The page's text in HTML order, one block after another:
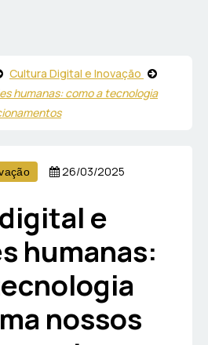
Cultura Digital e Inovação
humanas: como a tecnologia
26/03/2025
e
humanas:
nossos